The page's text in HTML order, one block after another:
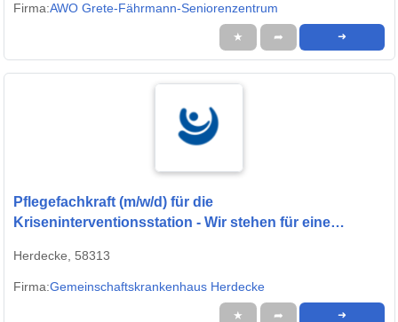
Firma:AWO Grete-Fährmann-Seniorenzentrum
★ ➦ ➜
Pflegefachkraft (m/w/d) für die
Kriseninterventionsstation - Wir stehen für eine
Herdecke, 58313
Firma:Gemeinschaftskrankenhaus Herdecke
★ ➦ ➜